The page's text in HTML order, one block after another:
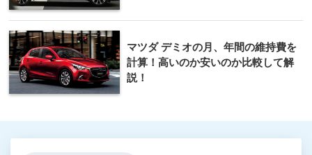
マツダ デミオの月、年間の維持費を
計算！高いのか安いのか比較して解
説！